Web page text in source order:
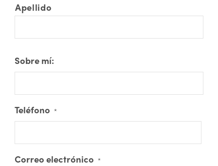
Apellido
Sobre mí:
Teléfono *
Correo electrónico *